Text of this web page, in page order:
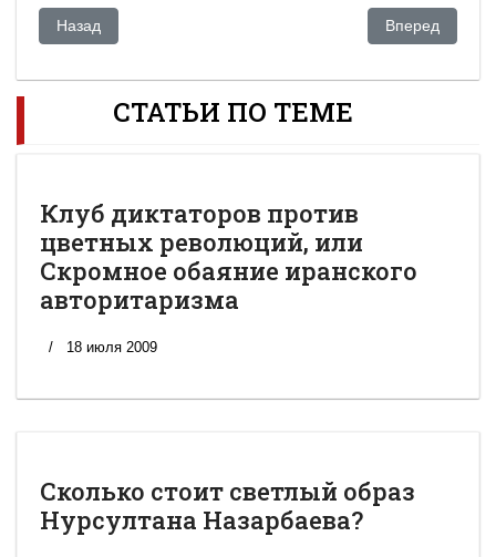
Предыдущий: "Новый Шелковый путь": Китай делает ставку
Назад Следующий: В
Вперед
СТАТЬИ ПО ТЕМЕ
Клуб диктаторов против
цветных революций, или
Скромное обаяние иранского
авторитаризма
18 июля 2009
Сколько стоит светлый образ
Нурсултана Назарбаева?